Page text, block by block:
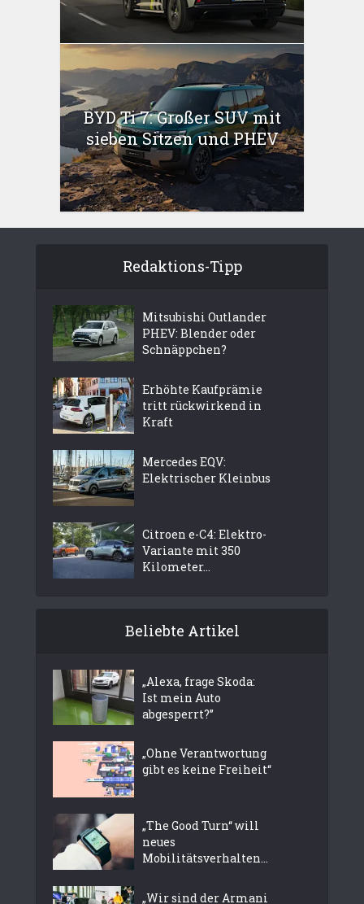
BYD Ti 7: Großer SUV mit
sieben Sitzen und PHEV
Redaktions-Tipp
Mitsubishi Outlander
PHEV: Blender oder
Schnäppchen?
Erhöhte Kaufprämie
tritt rückwirkend in
Kraft
Mercedes EQV:
Elektrischer Kleinbus
Citroen e-C4: Elektro-
Variante mit 350
Kilometer...
Beliebte Artikel
„Alexa, frage Skoda:
Ist mein Auto
abgesperrt?”
„Ohne Verantwortung
gibt es keine Freiheit“
„The Good Turn“ will
neues
Mobilitätsverhalten...
„Wir sind der Armani